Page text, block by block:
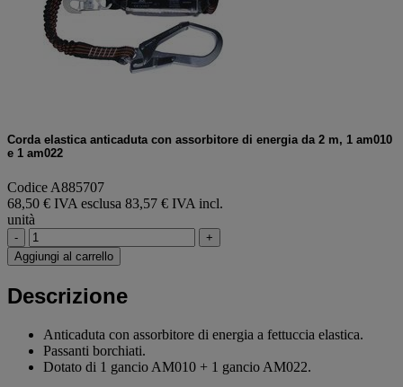
Corda elastica anticaduta con assorbitore di energia da 2 m, 1 am010
e 1 am022
Codice A885707
68,50 € IVA esclusa 83,57 € IVA incl.
unità
-
+
Aggiungi al carrello
Descrizione
Anticaduta con assorbitore di energia a fettuccia elastica.
Passanti borchiati.
Dotato di 1 gancio AM010 + 1 gancio AM022.